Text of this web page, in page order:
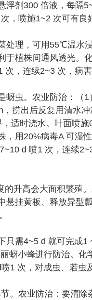
浮剂300 倍液，每隔
，喷施1~2 次可有良
处理，可用55℃温水
于植株间通风透光。
，连续2~3 次，病
虫。农业防治：（1
，捞出后反复用清水
适时浇水。叶面喷
，用20%病毒A 可湿
d 喷1 次，连续2~3
升高会大面积繁殖
悬挂黄板、释放异型
只需4~5 d 就可完成
蚜小蜂进行防治。
1 次，对成虫、若虫
。农业防治：要清除